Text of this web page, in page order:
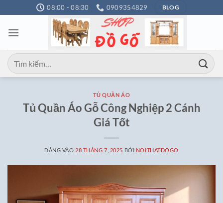
qua
nội
08:00 - 08:30 0909354829 BLOG
Tìm
kiếm:
TỦ QUẦN ÁO
Tủ Quần Áo Gỗ Công Nghiệp 2 Cánh
Giá Tốt
ĐĂNG VÀO 28 THÁNG 7, 2025 BỞI NOITHATDOGO